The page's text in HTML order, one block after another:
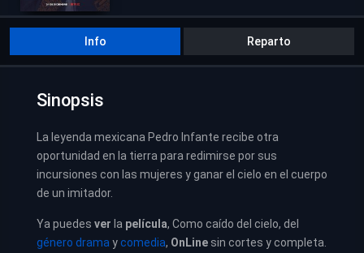
Info Reparto
Sinopsis
La leyenda mexicana Pedro Infante recibe otra
oportunidad en la tierra para redimirse por sus
incursiones con las mujeres y ganar el cielo en el cuerpo
de un imitador.
Ya puedes ver la película, Como caído del cielo, del
género drama ycomedia, OnLine sin cortes y completa.